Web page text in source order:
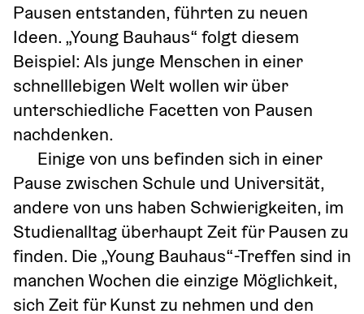
Pausen entstanden, führten zu neuen
Ideen. „Young Bauhaus“ folgt diesem
Beispiel: Als junge Menschen in einer
schnelllebigen Welt wollen wir über
unterschiedliche Facetten von Pausen
nachdenken.
Einige von uns befinden sich in einer
Pause zwischen Schule und Universität,
andere von uns haben Schwierigkeiten, im
Studienalltag überhaupt Zeit für Pausen zu
finden. Die „Young Bauhaus“-Treffen sind in
manchen Wochen die einzige Möglichkeit,
sich Zeit für Kunst zu nehmen und den